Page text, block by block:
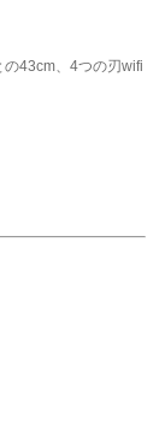
43cm、4つの刃wifi